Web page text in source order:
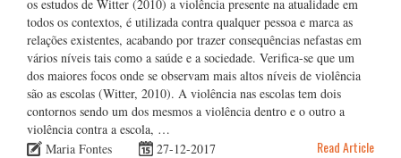
os estudos de Witter (2010) a violência presente na atualidade em
todos os contextos, é utilizada contra qualquer pessoa e marca as
relações existentes, acabando por trazer consequências nefastas em
vários níveis tais como a saúde e a sociedade. Verifica-se que um
dos maiores focos onde se observam mais altos níveis de violência
são as escolas (Witter, 2010). A violência nas escolas tem dois
contornos sendo um dos mesmos a violência dentro e o outro a
violência contra a escola, …
Maria Fontes
27-12-2017 Read Article